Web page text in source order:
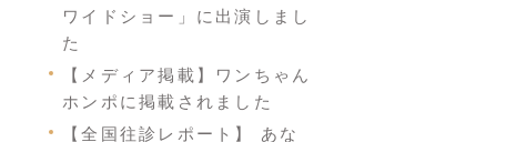
ワイドショー」に出演しまし
た
【メディア掲載】ワンちゃん
ホンポに掲載されました
【全国往診レポート】 あな